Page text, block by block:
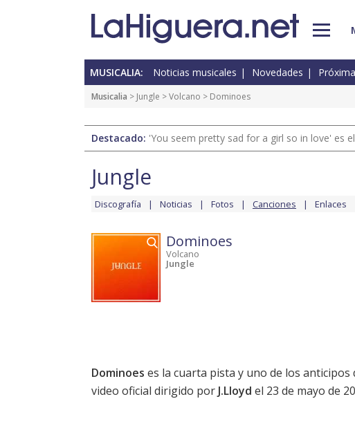
MUSICALIA: Noticias musicales Novedades
Musicalia > Jungle >Volcano > Dominoes
Destacado: 'You seem pretty sad for a girl so in love' es
Jungle
Discografía Noticias Fotos Canciones Enlaces
Dominoes
Volcano
Jungle
Dominoes es la cuarta pista y uno de los anticipos
video oficial dirigido por J.Lloyd el 23 de mayo de